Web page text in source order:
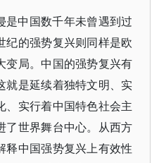
是中国数千年未曾遇到过
纪的强势复兴则同样是欧
变局。中国的强势复兴有
就是延续着独特文明、实
、实行着中国特色社会主
了世界舞台中心。从西方
释中国强势复兴上有效性